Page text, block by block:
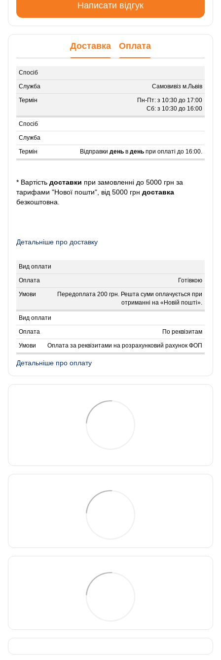
Написати відгук
Доставка Оплата
Самовивіз м.Львів
Пн-Пт: з 10:30 до 17:00
Сб: з 10:30 до 16:00
Відправки день в день при оплаті до 16:00.
* Вартість доставки при замовленні до 5000 грн за
тарифами "Нової пошти", від 5000 грн доставка
безкоштовна.
Детальніше про доставку
Готівкою
Передоплата 200 грн. Решта суми оплачується при
отриманні на «Новій пошті».
По реквізитам
Оплата за реквізитами на розрахунковий рахунок ФОП
Детальніше про оплату